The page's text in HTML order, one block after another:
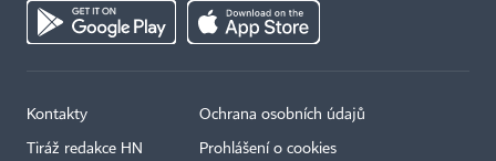
Kontakty
Tiráž redakce HN
Ochrana osobních údajů
Prohlášení o cookies